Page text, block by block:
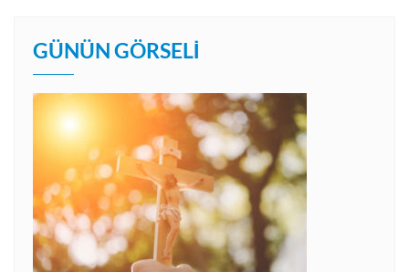
GÜNÜN GÖRSELI